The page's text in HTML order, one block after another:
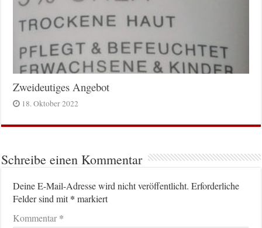
Zweideutiges Angebot
18. Oktober 2022
Schreibe einen Kommentar
Deine E-Mail-Adresse wird nicht veröffentlicht. Erforderliche
Felder sind mit* markiert
Kommentar*